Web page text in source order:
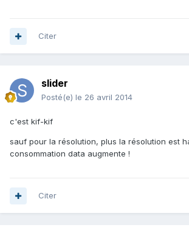
Citer
slider
Posté(e) le 26 avril 2014
c'est kif-kif
sauf pour la résolution, plus la résolution est
consommation data augmente !
Citer